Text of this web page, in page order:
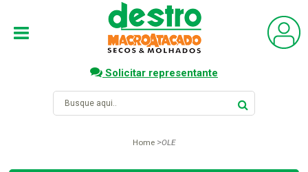
Solicitar representante
Home OLE